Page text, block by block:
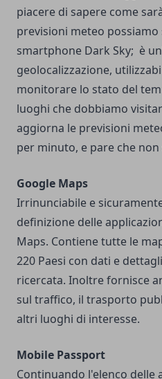
piacere di sapere come
previsioni meteo
smartphone Dark Sky; è
geolocalizzazione,
monitorare lo stato del
luoghi che dobbiamo
aggiorna le previsioni
per minuto, e pare che
Google Maps
Irrinunciabile e
definizione delle
Maps. Contiene tutte le
220 Paesi con dati e
ricercata. Inoltre fornisce
sul traffico, il trasporto
altri luoghi di interesse.
Mobile Passport
Continuando l'elenco delle